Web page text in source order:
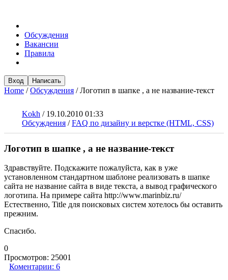
Обсуждения
Вакансии
Правила
Вход Написать
Home /Обсуждения /Логотип в шапке , а не название-текст
Kokh / 19.10.2010 01:33
Обсуждения /FAQ по дизайну и верстке (HTML, CSS)
Логотип в шапке , а не название-текст
Здравствуйте. Подскажите пожалуйста, как в уже
установленном стандартном шаблоне реализовать в шапке
сайта не название сайта в виде текста, а вывод графического
логотипа. На примере сайта http://www.marinbiz.ru/
Естественно, Title для поисковых систем хотелось бы оставить
прежним.
Спасибо.
0
Просмотров: 25001
Коментарии: 6